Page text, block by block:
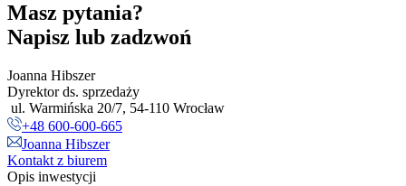
Masz pytania?
Napisz lub zadzwoń
Joanna Hibszer
Dyrektor ds. sprzedaży
ul. Warmińska 20/7, 54-110 Wrocław
+48 600-600-665
Joanna Hibszer
Kontakt z biurem
Opis inwestycji